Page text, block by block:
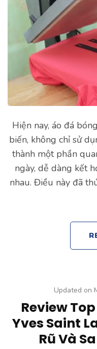
Hiện nay, áo đá
biến, không chỉ sử
thành một phần
ngày, dễ dàng kết
nhau. Điều này đã
Updated on
Review
Yves Saint
Rũ Và